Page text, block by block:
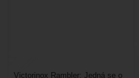
Victorinox Rambler: Jedná se o